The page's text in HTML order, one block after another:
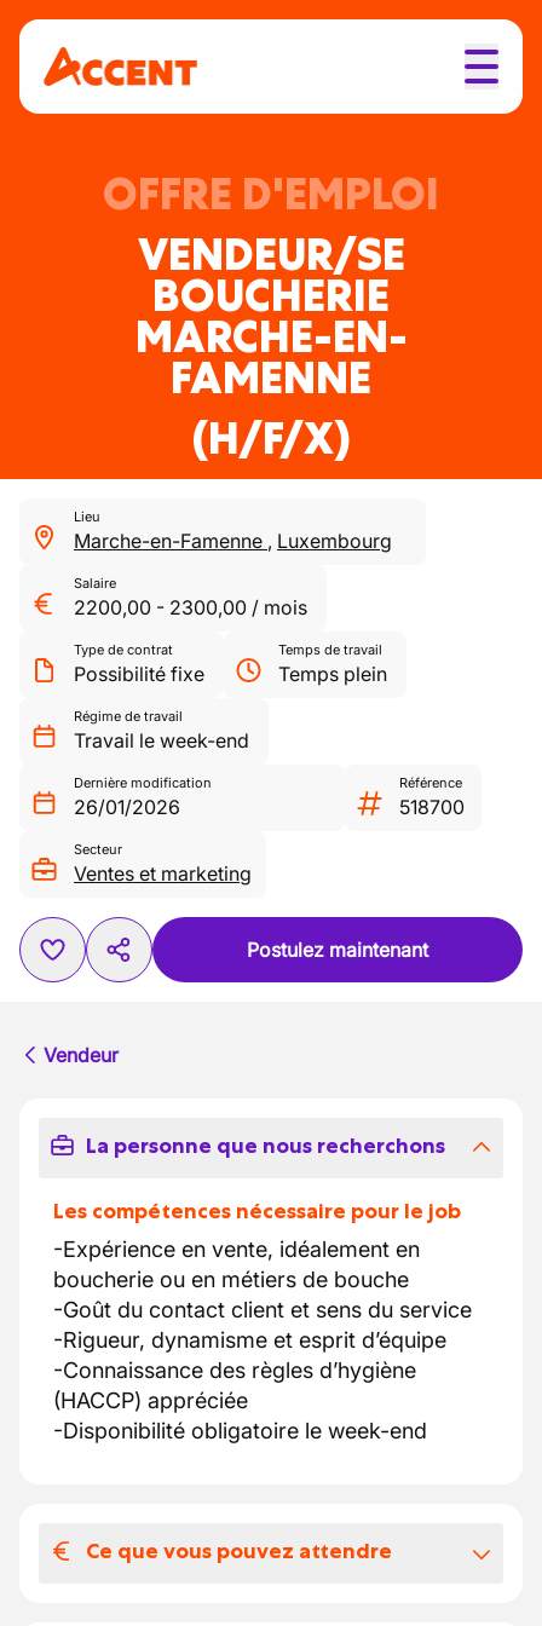
OFFRE D'EMPLOI
VENDEUR/SE
BOUCHERIE
MARCHE-EN-
FAMENNE
(H/F/X)
Lieu
Marche-en-Famenne , Luxembourg
Salaire
2200,00 - 2300,00 / mois
Type de contrat
Possibilité fixe
Temps de travail
Temps plein
Régime de travail
Travail le week-end
Dernière modification
26/01/2026
Référence
518700
Secteur
Ventes et marketing
Postulez maintenant
Vendeur
La personne que nous recherchons
Les compétences nécessaire pour le job
-Expérience en vente, idéalement en
boucherie ou en métiers de bouche
-Goût du contact client et sens du service
-Rigueur, dynamisme et esprit d’équipe
-Connaissance des règles d’hygiène
(HACCP) appréciée
-Disponibilité obligatoire le week-end
Ce que vous pouvez attendre